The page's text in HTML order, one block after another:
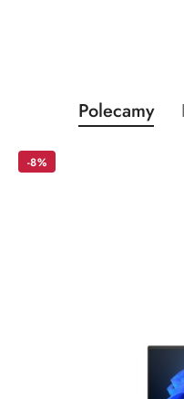
Pomiń karuzelę
Produkty
o
Polecamy
-8%